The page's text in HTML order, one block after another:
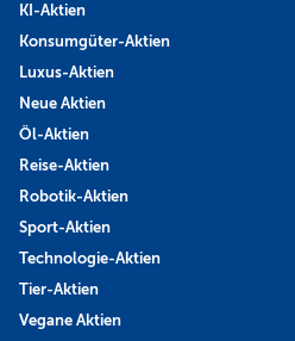
KI-Aktien
Konsumgüter-Aktien
Luxus-Aktien
Neue Aktien
Öl-Aktien
Reise-Aktien
Robotik-Aktien
Sport-Aktien
Technologie-Aktien
Tier-Aktien
Vegane Aktien